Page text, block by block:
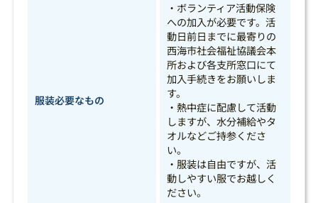
服装必要なもの
・ボランティア活動保険
への加入が必要です。活
動日前日までに最寄りの
西海市社会福祉協議会本
所および各支所窓口にて
加入手続きをお願いしま
す。
・熱中症に配慮して活動
しますが、水分補給やタ
オルなどご持参くださ
い。
・服装は自由ですが、活
動しやすい服でお越しく
ださい。